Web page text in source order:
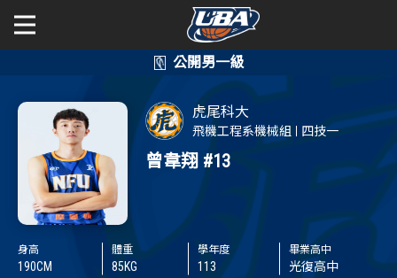
公開男一級 賽事資訊
賽程表
戰績排行
球隊資訊
公開女一級
賽事資訊
賽程表
戰績排行
球隊資訊
二級與一般組
新聞
虎尾科大
飛機工程系機械組 四技一
曾韋翔 #13
身高
190CM
體重
85KG
學年度
113
畢業高中
光復高中